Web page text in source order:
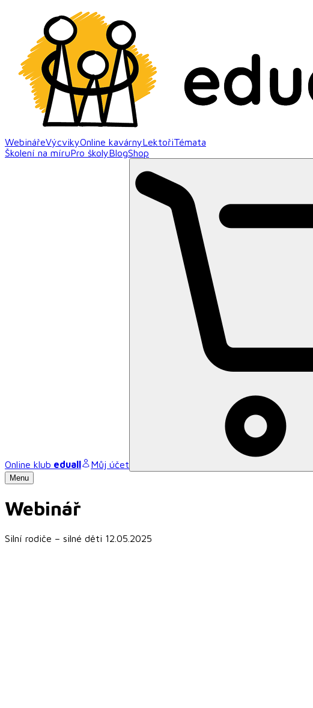
WebinářeVýcvikyOnline kavárnyLektořiTémata
Školení na míruPro školyBlogShop
Online klub eduall Můj účet
Menu
Webinář
Silní rodiče – silné děti 12.05.2025